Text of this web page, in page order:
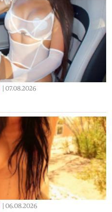
| 07.08.2026
| 06.08.2026